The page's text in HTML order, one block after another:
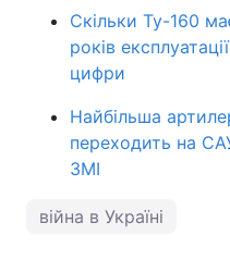
Скільки Ту-160
років
цифри
Найбільша
переходить на
ЗМІ
війна в Україні